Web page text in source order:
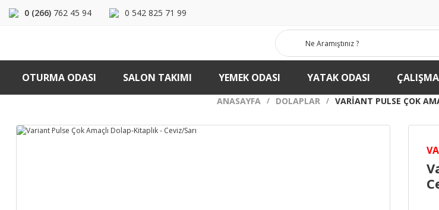
0 (266) 762 45 94 0 542 825 71 99
OTURMA ODASI SALON TAKIMI YEMEK ODASI YATAK ODASI
ANASAYFA DOLAPLAR VARIANT PULSE ÇOK